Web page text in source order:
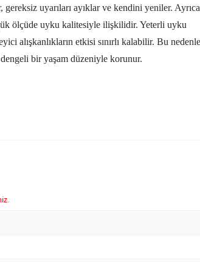
uyarıları ayıklar ve kendini yeniler. Ayrıca
ölçüde uyku kalitesiyle ilişkilidir. Yeterli uyku
alışkanlıkların etkisi sınırlı kalabilir. Bu nedenle
bir yaşam düzeniyle korunur.
.